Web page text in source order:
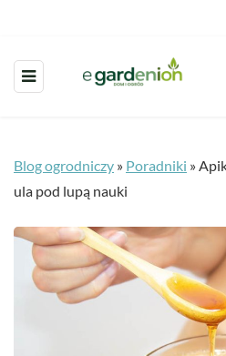
Blog ogrodniczy » Poradniki »
ula pod lupą nauki